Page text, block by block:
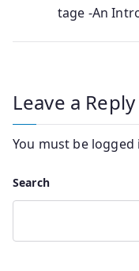
tage -An
Leave a Reply
You must be logged
Search